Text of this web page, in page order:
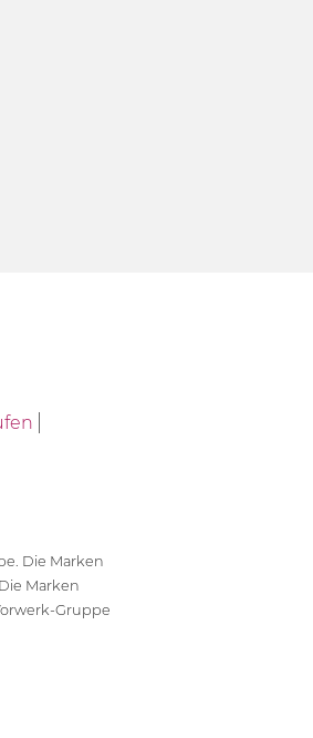
Die Marken
Marken
Gruppe